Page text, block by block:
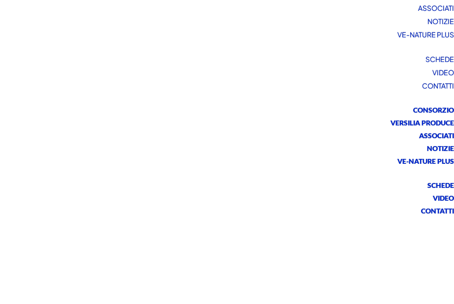
ASSOCIATI
NOTIZIE
VE-NATURE PLUS
SCHEDE
VIDEO
CONTATTI
CONSORZIO
VERSILIA PRODUCE
ASSOCIATI
NOTIZIE
VE-NATURE PLUS
SCHEDE
VIDEO
CONTATTI